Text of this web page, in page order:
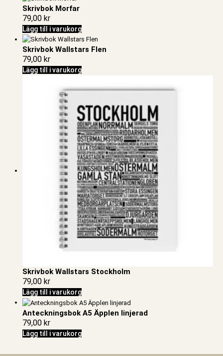
Skrivbok Morfar
79,00 kr
Lägg till i varukorg
Skrivbok Wallstars Flen
79,00 kr
Lägg till i varukorg
Skrivbok Wallstars Stockholm
79,00 kr
Lägg till i varukorg
Anteckningsbok A5 Äpplen linjerad
79,00 kr
Lägg till i varukorg